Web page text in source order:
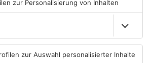
Wohnhausbrand in Maintal: